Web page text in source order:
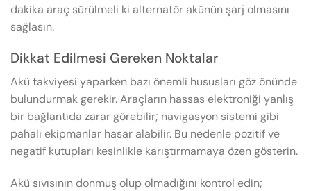
dakika araç sürülmeli ki alternatör akünün şarj olmasını
sağlasın.
Dikkat Edilmesi Gereken Noktalar
Akü takviyesi yaparken bazı önemli hususları göz önünde
bulundurmak gerekir. Araçların hassas elektroniği yanlış
bir bağlantıda zarar görebilir; navigasyon sistemi gibi
pahalı ekipmanlar hasar alabilir. Bu nedenle pozitif ve
negatif kutupları kesinlikle karıştırmamaya özen gösterin.
Akü sıvısının donmuş olup olmadığını kontrol edin;